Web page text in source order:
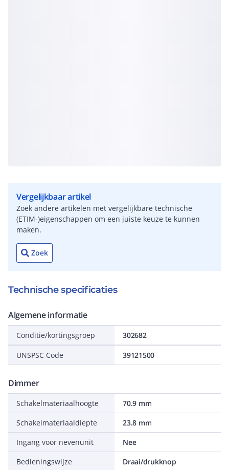
Vergelijkbaar artikel
Zoek andere artikelen met vergelijkbare technische
(ETIM-)eigenschappen om een juiste keuze te kunnen
maken.
Zoek
Technische specificaties
Algemene informatie
Conditie/kortingsgroep 302682
UNSPSC Code 39121500
Dimmer
Schakelmateriaalhoogte
70.9 mm
Schakelmateriaaldiepte
23.8 mm
Ingang voor nevenunit
Nee
Bedieningswijze
Draai/drukknop